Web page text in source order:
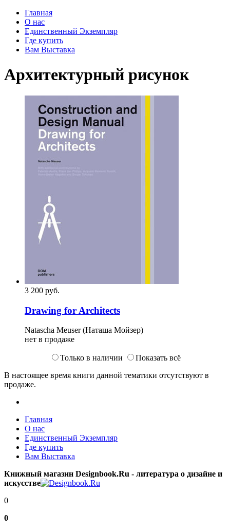
Главная
О нас
Единственный Экземпляр
Где купить
Вам Выставка
Архитектурный рисунок
3 200 pуб.
Drawing for Architects
Natascha Meuser (Наташа Мойзер)
нет в продаже
Только в наличии
Показать всё
В настоящее время книги данной тематики отсутствуют в
продаже.
Главная
О нас
Единственный Экземпляр
Где купить
Вам Выставка
Книжный магазин Designbook.Ru - литература о дизайне и
искусстве
0
0